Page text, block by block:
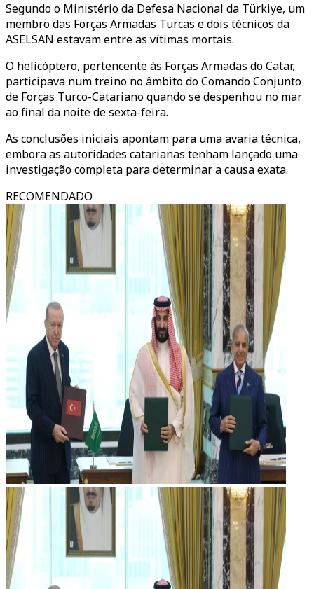
Segundo o Ministério da Defesa Nacional da Türkiye, um
membro das Forças Armadas Turcas e dois técnicos da
ASELSAN estavam entre as vítimas mortais.
O helicóptero, pertencente às Forças Armadas do Catar,
participava num treino no âmbito do Comando Conjunto
de Forças Turco-Catariano quando se despenhou no mar
ao final da noite de sexta-feira.
As conclusões iniciais apontam para uma avaria técnica,
embora as autoridades catarianas tenham lançado uma
investigação completa para determinar a causa exata.
RECOMENDADO